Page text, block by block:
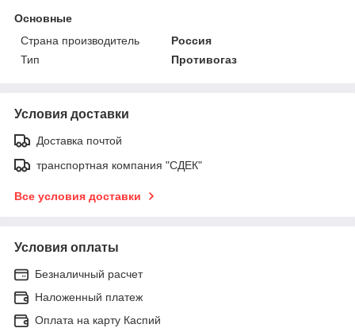
Основные
Страна производитель
Россия
Тип
Противогаз
Условия доставки
Доставка почтой
транспортная компания "СДЕК"
Все условия доставки
Условия оплаты
Безналичный расчет
Наложенный платеж
Оплата на карту Каспий